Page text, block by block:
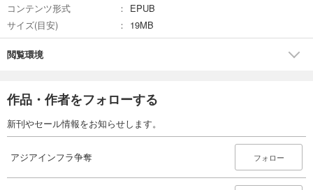
コンテンツ形式
EPUB
サイズ(目安)
19MB
閲覧環境
作品・作者をフォローする
新刊やセール情報をお知らせします。
アジアインフラ争奪 フォロー